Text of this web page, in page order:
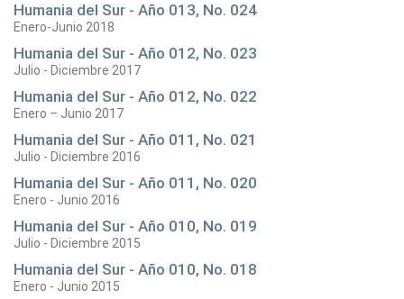
Humania del Sur - Año 013, No. 024
Enero-Junio 2018
Humania del Sur - Año 012, No. 023
Julio - Diciembre 2017
Humania del Sur - Año 012, No. 022
Enero – Junio 2017
Humania del Sur - Año 011, No. 021
Julio - Diciembre 2016
Humania del Sur - Año 011, No. 020
Enero - Junio 2016
Humania del Sur - Año 010, No. 019
Julio - Diciembre 2015
Humania del Sur - Año 010, No. 018
Enero - Junio 2015